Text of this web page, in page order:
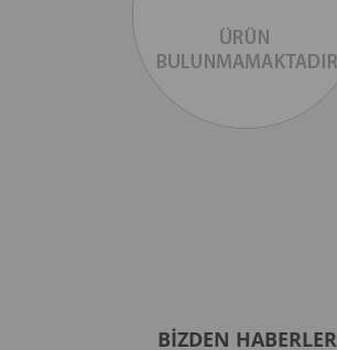
BIZDEN HABERLER